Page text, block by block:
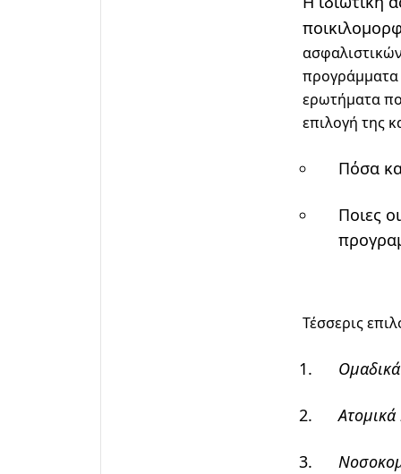
προγράμματα
ερωτήματα
επιλογή της
Πόσα
Ποιες
Τέσσερις
Ατομικά